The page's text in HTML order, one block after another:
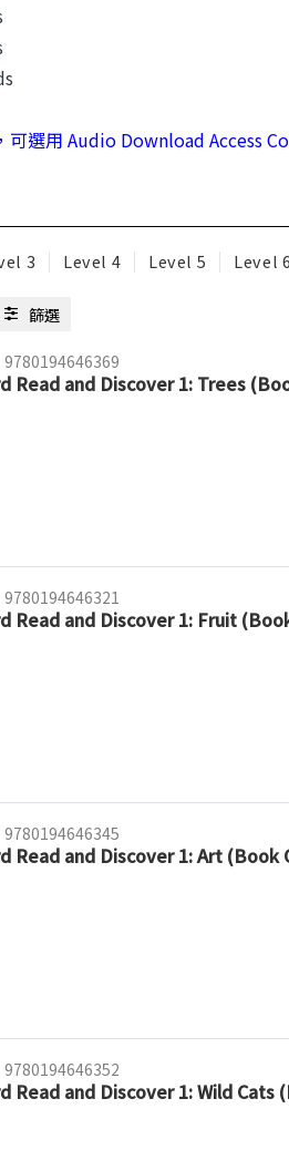
可選用 Audio Download Access
3 Level 4 Level 5 Level 6
篩選
9780194646369
Read and Discover 1: Trees
9780194646321
Read and Discover 1: Fruit
9780194646345
Read and Discover 1: Art (Book
9780194646352
Read and Discover 1: Wild Cats